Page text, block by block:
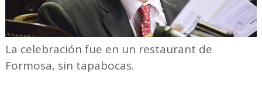
La celebración fue en un restaurant de
Formosa, sin tapabocas.